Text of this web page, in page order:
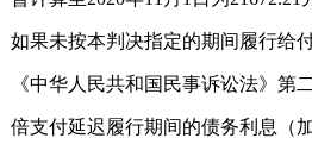
如果未按本判决指定的期间履行给
《中华人民共和国民事诉讼法》第
倍支付延迟履行期间的债务利息（